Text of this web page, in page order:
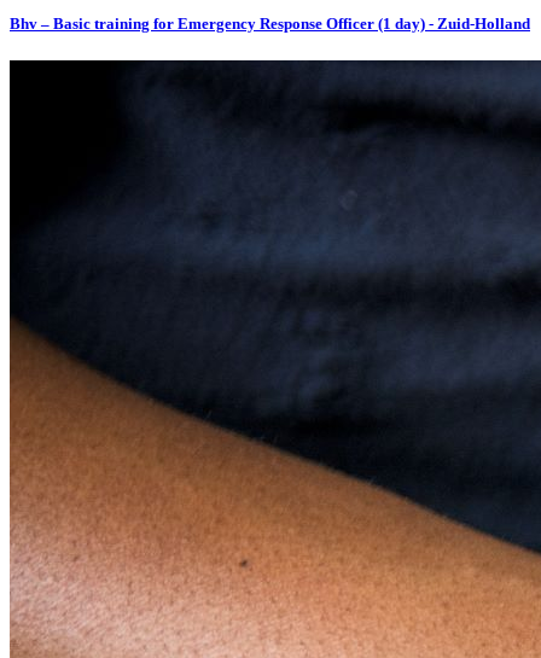
Bhv – Basic training for Emergency Response Officer (1 day) - Zuid-Holland